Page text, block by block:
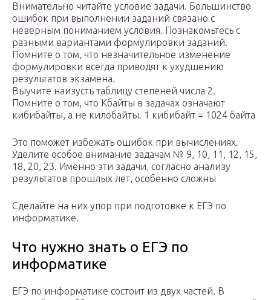
Внимательно читайте условие задачи. Большинство
ошибок при выполнении заданий связано с
неверным пониманием условия. Познакомьтесь с
разными вариантами формулировки заданий.
Помните о том, что незначительное изменение
формулировки всегда приводят к ухудшению
результатов экзамена.
Выучите наизусть таблицу степеней числа 2.
Помните о том, что Кбайты в задачах означают
кибибайты, а не килобайты. 1 кибибайт = 1024 байта
Это поможет избежать ошибок при вычислениях.
Уделите особое внимание задачам № 9, 10, 11, 12, 15,
18, 20, 23. Именно эти задачи, согласно анализу
результатов прошлых лет, особенно сложны
Сделайте на них упор при подготовке к ЕГЭ по
информатике.
Что нужно знать о ЕГЭ по
информатике
ЕГЭ по информатике состоит из двух частей. В